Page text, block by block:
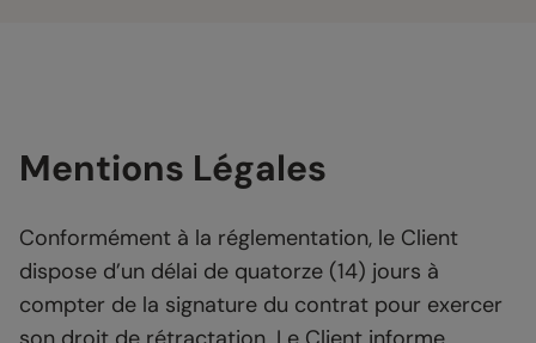
Mentions Légales
Conformément à la réglementation, le Client
dispose d’un délai de quatorze (14) jours à
compter de la signature du contrat pour exercer